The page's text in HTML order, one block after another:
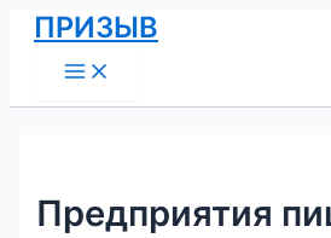
Перейти
содержимому
ПРИЗЫВ
Menu
Предприятия
Навигация
по
записям